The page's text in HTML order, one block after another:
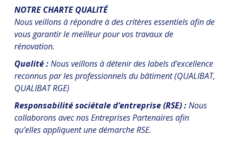
NOTRE CHARTE QUALITÉ
Nous veillons à répondre à des critères essentiels afin de
vous garantir le meilleur pour vos travaux de
rénovation.
Qualité :Nous veillons à détenir des labels d’excellence
reconnus par les professionnels du bâtiment (QUALIBAT,
QUALIBAT RGE)
Responsabilité sociétale d’entreprise (RSE) :Nous
collaborons avec nos Entreprises Partenaires afin
qu’elles appliquent une démarche RSE.